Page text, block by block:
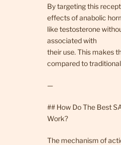
By targeting this
effects of anabolic
like testosterone
associated with
their use. This makes
compared to
—
## How Do The Best
Work?
The mechanism of